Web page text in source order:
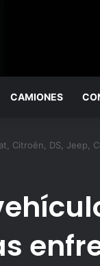
CAMIONES
Citroën, DS, Jeep,